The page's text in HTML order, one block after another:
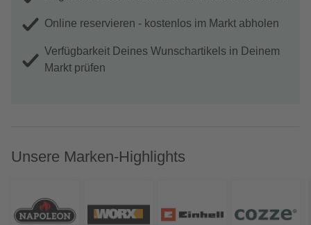
Online reservieren - kostenlos im Markt abholen
Verfügbarkeit Deines Wunschartikels in Deinem
Markt prüfen
Unsere Marken-Highlights